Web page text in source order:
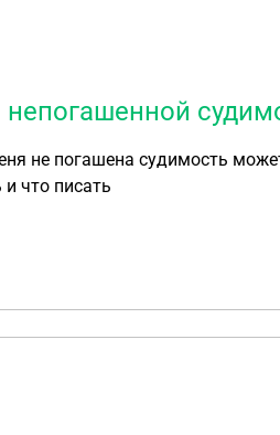
не погашена судимость
что писать